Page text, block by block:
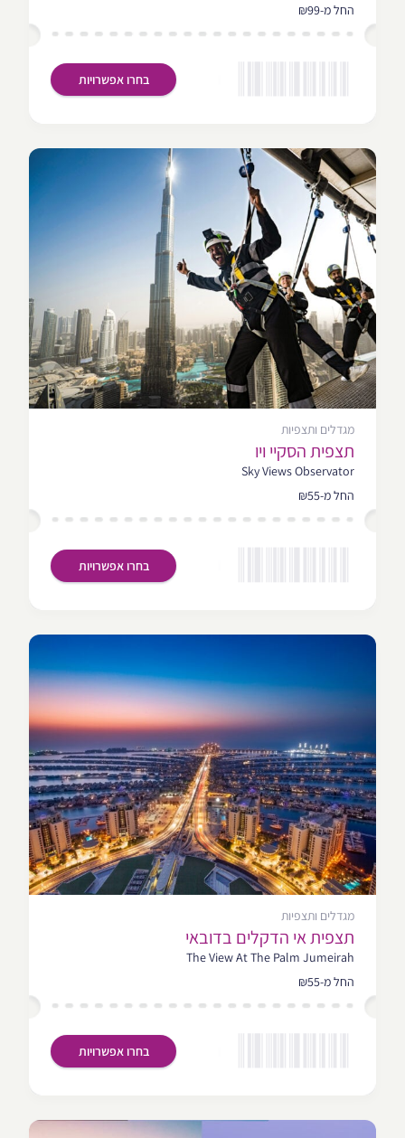
החל מ-₪99
בחרו אפשרויות
מגדלים ותצפיות
תצפית הסקיי ויו
Sky Views Observator
החל מ-₪55
בחרו אפשרויות
מגדלים ותצפיות
תצפית אי הדקלים בדובאי
The View At The Palm Jumeirah
החל מ-₪55
בחרו אפשרויות